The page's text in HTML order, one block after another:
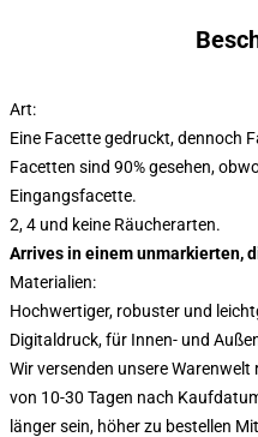
Art:
Eine Facette gedruckt, dennoch
Facetten sind 90% gesehen,
Eingangsfacette.
2, 4 und keine Räucherarten.
Arrives in einem unmarkierten,
Materialien:
Hochwertiger, robuster und
Digitaldruck, für Innen- und
Wir versenden unsere Warenwelt
von 10-30 Tagen nach
länger sein, höher zu bestellen